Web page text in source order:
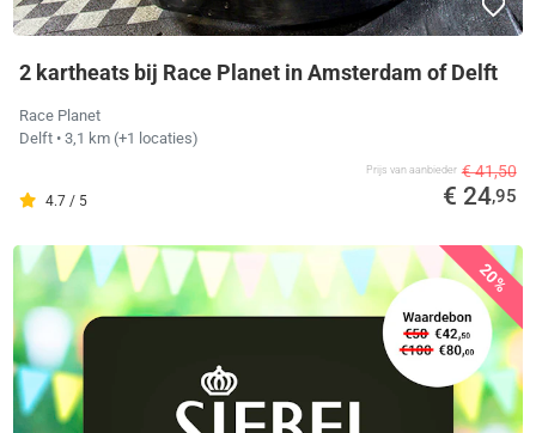
2 kartheats bij Race Planet in Amsterdam of Delft
Race Planet
Delft • 3,1 km (+1 locaties)
4.7 / 5
Prijs van aanbieder € 41,50
€ 24,95
20%